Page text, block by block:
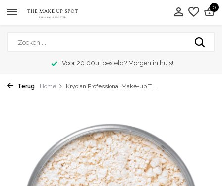
0
Voor 20:00u. besteld? Morgen in huis!
Terug Home Kryolan Professional Make-up T...